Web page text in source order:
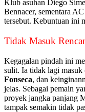
Klub asuhan Diego
Bennacer, sementara
tersebut. Kebuntuan ini
Tidak Masuk
Kegagalan pindah ini
sulit. Ia tidak lagi masuk
Fonseca, dan
jelas. Sebagai pemain
proyek jangka panjang
tampak semakin tidak